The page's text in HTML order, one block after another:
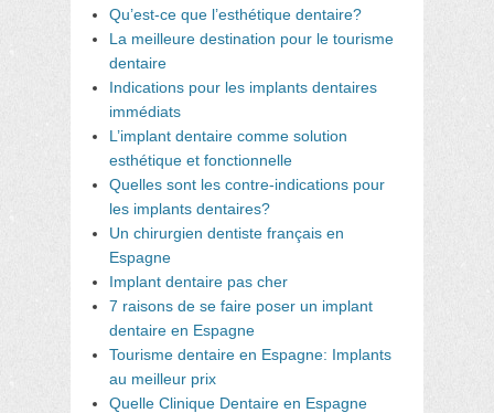
Qu’est-ce que l’esthétique dentaire?
La meilleure destination pour le tourisme
dentaire
Indications pour les implants dentaires
immédiats
L’implant dentaire comme solution
esthétique et fonctionnelle
Quelles sont les contre-indications pour
les implants dentaires?
Un chirurgien dentiste français en
Espagne
Implant dentaire pas cher
7 raisons de se faire poser un implant
dentaire en Espagne
Tourisme dentaire en Espagne: Implants
au meilleur prix
Quelle Clinique Dentaire en Espagne